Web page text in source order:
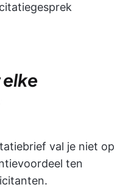
elke
val je niet op
ten